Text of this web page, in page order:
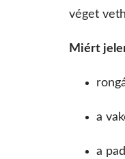
véget
Miért
a
a